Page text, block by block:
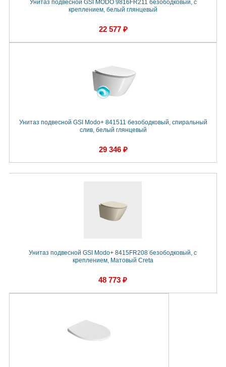
Унитаз подвесной GSI MODO 9816FR211 безободковый, с
креплением, белый глянцевый
22 577 ₽
Унитаз подвесной GSI Modo+ 841511 безободковый, спиральный
слив, белый глянцевый
29 346 ₽
Унитаз подвесной GSI Modo+ 8415FR208 безободковый, с
креплением, Матовый Creta
48 773 ₽